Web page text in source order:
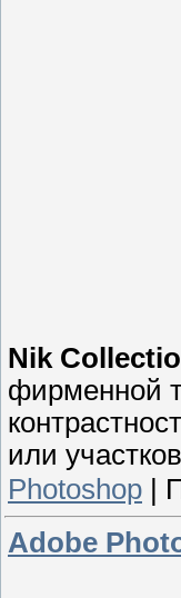
Nik
фирменной
или
Photoshop
Adobe